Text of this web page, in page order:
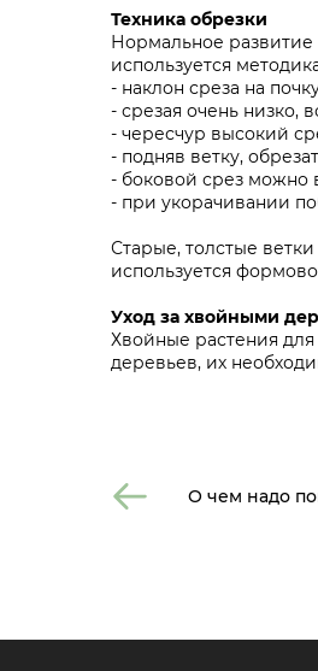
Техника обрезки
Нормальное развитие
используется
- наклон среза на
- срезая очень низко,
- чересчур высокий
- подняв ветку,
- боковой срез можно
- при укорачивании
Старые, толстые
используется
Уход за хвойными
Хвойные растения
деревьев, их
О чем надо